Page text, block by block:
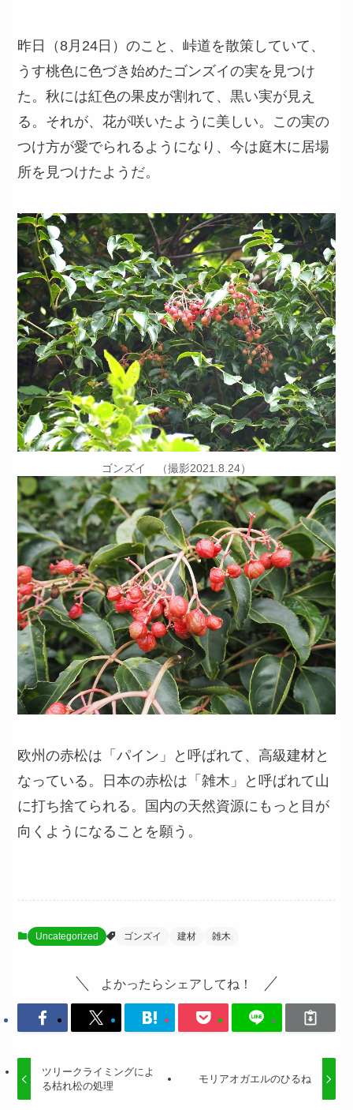
昨日（8月24日）のこと、峠道を散策していて、
うす桃色に色づき始めたゴンズイの実を見つけ
た。秋には紅色の果皮が割れて、黒い実が見え
る。それが、花が咲いたように美しい。この実の
つけ方が愛でられるようになり、今は庭木に居場
所を見つけたようだ。
ゴンズイ （撮影2021.8.24）
欧州の赤松は「パイン」と呼ばれて、高級建材と
なっている。日本の赤松は「雑木」と呼ばれて山
に打ち捨てられる。国内の天然資源にもっと目が
向くようになることを願う。
Uncategorized ゴンズイ 建材 雑木
よかったらシェアしてね！
ツリークライミングによ
る枯れ松の処理
モリアオガエルのひるね